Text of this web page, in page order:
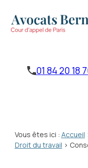
01 84 20 18
Vous êtes ici : Accueil
Droit du travail >